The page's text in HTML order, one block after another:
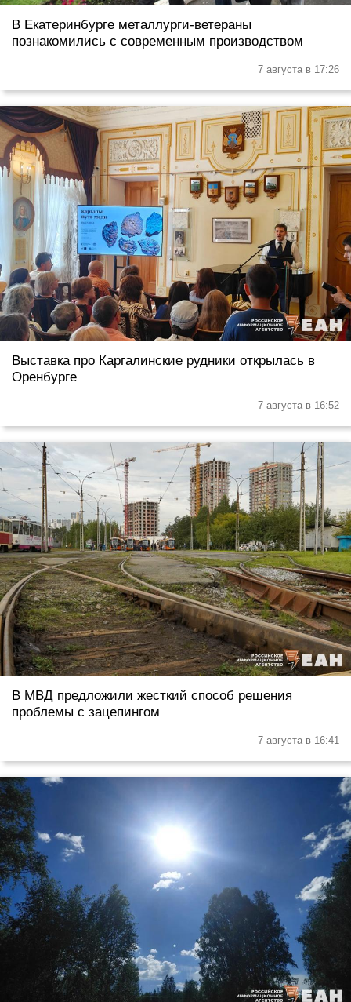
В Екатеринбурге металлурги-ветераны
познакомились с современным производством
7 августа в 17:26
Выставка про Каргалинские рудники открылась в
Оренбурге
7 августа в 16:52
В МВД предложили жесткий способ решения
проблемы с зацепингом
7 августа в 16:41